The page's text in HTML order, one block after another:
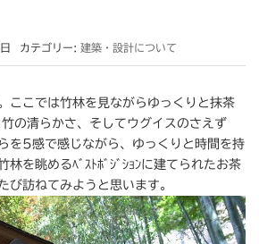
カテゴリー: 建築・設計について
ここでは竹林を見ながらゆっくりと抹茶
の清らかさ、そしてウグイスのさえず
を5感で感じながら、ゆっくりと時間を持
林を眺めるﾍﾞｽﾄﾎﾞｼﾞｼｮﾝに建てられたお茶
び訪ねてみようと思います。